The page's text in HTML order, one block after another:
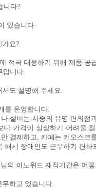
니다?
있습니다.
가요?
적극 대응하기 위해 제품 공
입니다.
서도 설명해 주세요.
를 운영합니다.
설비는 시중의 유명 편의점
다 가격이 상상하기 어려울
결제하고, 카페는 키오스크
해서 장애인도 근무하기 편하
의 이노위드 재직기간은 어
무하고 있습니다.